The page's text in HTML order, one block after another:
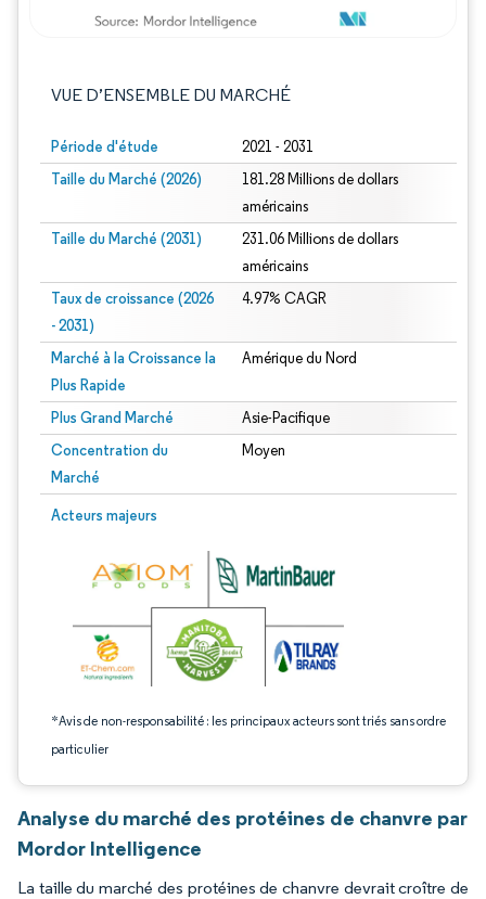
VUE D’ENSEMBLE DU MARCHÉ
Période d'étude 2021 - 2031
Taille du Marché (2026)
181.28 Millions de dollars
américains
Taille du Marché (2031)
231.06 Millions de dollars
américains
Taux de croissance (2026
- 2031)
4.97% CAGR
Marché à la Croissance la
Plus Rapide
Amérique du Nord
Plus Grand Marché Asie-Pacifique
Concentration du
Marché
Moyen
Acteurs majeurs
*Avis de non-responsabilité : les principaux acteurs sont triés sans ordre
particulier
Image © Mordor Intelligence. La réutilisation nécessite une attribution sous CC
Analyse du marché des protéines de chanvre par
Mordor Intelligence
La taille du marché des protéines de chanvre devrait croître de